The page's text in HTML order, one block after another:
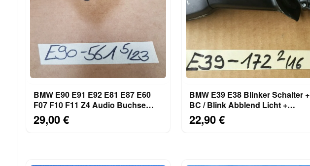
BMW E90 E91 E92 E81 E87 E60
F07 F10 F11 Z4 Audio Buchse
AUX IN Schalter 6930561
29,00 €
BMW E39 E38 Blinker Schalter +
BC / Blink Abblend Licht +
Fernlicht 8352172
22,90 €